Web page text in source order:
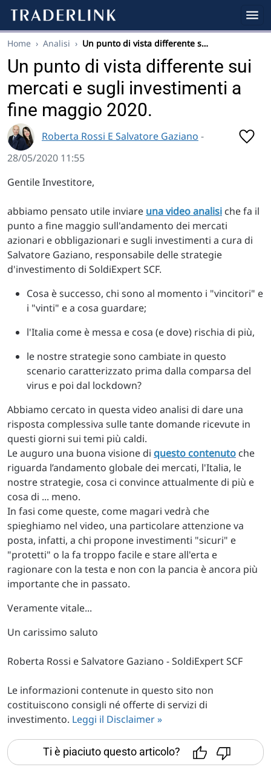
Home › Analisi › Un punto di vista differente s…
Un punto di vista differente sui
mercati e sugli investimenti a
fine maggio 2020.
Roberta Rossi E Salvatore Gaziano -
28/05/2020 11:55
Gentile Investitore,
abbiamo pensato utile inviare una video analisi che fa il
punto a fine maggio sull'andamento dei mercati
azionari e obbligazionari e sugli investimenti a cura di
Salvatore Gaziano, responsabile delle strategie
d'investimento di SoldiExpert SCF.
Cosa è successo, chi sono al momento i "vincitori" e
i "vinti" e a cosa guardare;
l'Italia come è messa e cosa (e dove) rischia di più,
le nostre strategie sono cambiate in questo
scenario caratterizzato prima dalla comparsa del
virus e poi dal lockdown?
Abbiamo cercato in questa video analisi di dare una
risposta complessiva sulle tante domande ricevute in
questi giorni sui temi più caldi.
Le auguro una buona visione di questo contenuto che
riguarda l’andamento globale dei mercati, l'Italia, le
nostre strategie, cosa ci convince attualmente di più e
cosa di ... meno.
In fasi come queste, come magari vedrà che
spieghiamo nel video, una particolare attenzione va
posta, infatti, a chi propone investimenti "sicuri" e
"protetti" o la fa troppo facile e stare all'erta e
ragionare con la testa e non con la pancia è ancora più
importante che in passato.
Veramente vitale...
Un carissimo saluto
Roberta Rossi e Salvatore Gaziano - SoldiExpert SCF
Le informazioni contenute in questo sito non
costituiscono consigli né offerte di servizi di
investimento. Leggi il Disclaimer »
Ti è piaciuto questo articolo?